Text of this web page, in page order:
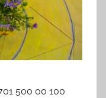
500 00 100